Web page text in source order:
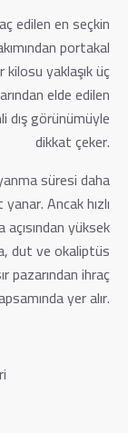
edilen en seçkin
portakal
kilosu yaklaşık üç
elde edilen
dış görünümüyle
dikkat çeker.
süresi daha
Ancak hızlı
yüksek
dut ve okaliptüs
pazarından ihraç
yer alır.